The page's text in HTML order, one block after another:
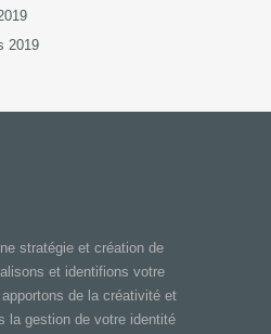
2019
stratégie et création de
et identifions votre
de la créativité et
la gestion de votre identité